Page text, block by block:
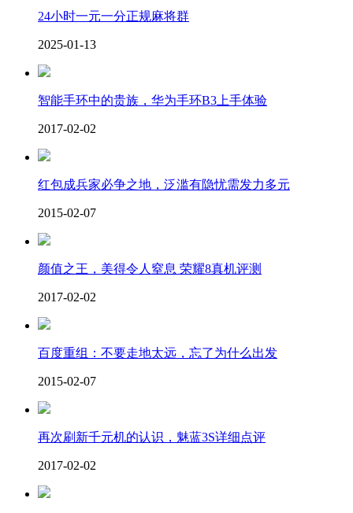
24小时一元一分正规麻将群
2025-01-13
智能手环中的贵族，华为手环B3上手体验
2017-02-02
红包成兵家必争之地，泛滥有隐忧需发力多元
2015-02-07
颜值之王，美得令人窒息 荣耀8真机评测
2017-02-02
百度重组：不要走地太远，忘了为什么出发
2015-02-07
再次刷新千元机的认识，魅蓝3S详细点评
2017-02-02